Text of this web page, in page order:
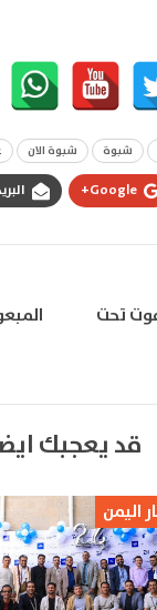
شبوة شبوة الان
Google+
تحت
قد يعجبك
اليمن